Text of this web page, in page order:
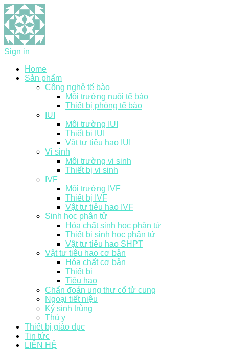
Sign in
Home
Sản phẩm
Công nghệ tế bào
Môi trường nuôi tế bào
Thiết bị phòng tế bào
IUI
Môi trường IUI
Thiết bị IUI
Vật tư tiêu hao IUI
Vi sinh
Môi trường vi sinh
Thiết bị vi sinh
IVF
Môi trường IVF
Thiết bị IVF
Vật tư tiêu hao IVF
Sinh học phân tử
Hóa chất sinh học phân tử
Thiết bị sinh học phân tử
Vật tư tiêu hao SHPT
Vật tư tiêu hao cơ bản
Hóa chất cơ bản
Thiết bị
Tiêu hao
Chẩn đoán ung thư cổ tử cung
Ngoại tiết niệu
Ký sinh trùng
Thú y
Thiết bị giáo dục
Tin tức
LIÊN HỆ